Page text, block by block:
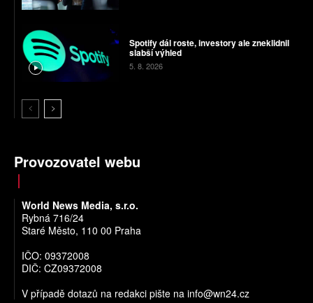
Spotify dál roste, investory ale zneklidnil
slabší výhled
5. 8. 2026
Provozovatel webu
World News Media, s.r.o.
Rybná 716/24
Staré Město, 110 00 Praha
IČO: 09372008
DIČ: CZ09372008
V případě dotazů na redakci pište na info@wn24.cz